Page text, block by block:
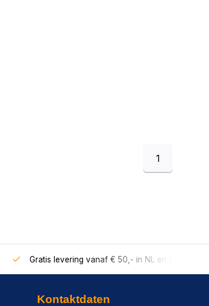
1
Gratis levering vanaf € 50,- in NL en BE
Kontaktdaten